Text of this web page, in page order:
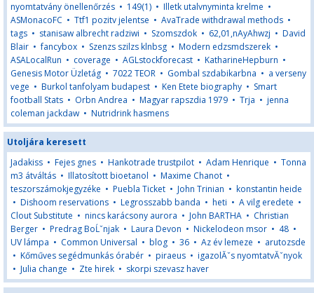
nyomtatvány önellenőrzés • 149(1) • Illetk utalvnyminta krelme •
ASMonacoFC • Ttf1 pozitv jelentse • AvaTrade withdrawal methods •
tags • stanisaw albrecht radziwi • Szomszdok • 62,01,nAyAhwzj • David
Blair •fancybox • Szenzs szilzs klnbsg • Modern edzsmdszerek •
ASALocalRun • coverage • AGLstockforecast • KatharineHepburn •
Genesis Motor Üzletág • 7022 TEOR • Gombal szdabikarbna • a verseny
vege • Burkol tanfolyam budapest • Ken Etete biography • Smart
football Stats • Orbn Andrea • Magyar rapszdia 1979 • Trja • jenna
coleman jackdaw • Nutridrink hasmens
Utoljára keresett
Jadakiss • Fejes gnes • Hankotrade trustpilot • Adam Henrique • Tonna
m3 átváltás • Illatosított bioetanol • Maxime Chanot •
teszorszámokjegyzéke • Puebla Ticket • John Trinian • konstantin heide
• Dishoom reservations • Legrosszabb banda • heti • A vilg eredete •
Clout Substitute • nincs karácsony aurora • John BARTHA • Christian
Berger • Predrag BoĹˇnjak • Laura Devon • Nickelodeon msor • 48 •
UV lámpa • Common Universal • blog • 36 • Az év lemeze • arutozsde
• Kőműves segédmunkás órabér • piraeus • igazolĂˇs nyomtatvĂˇnyok
• Julia change • Zte hirek • skorpi szevasz haver